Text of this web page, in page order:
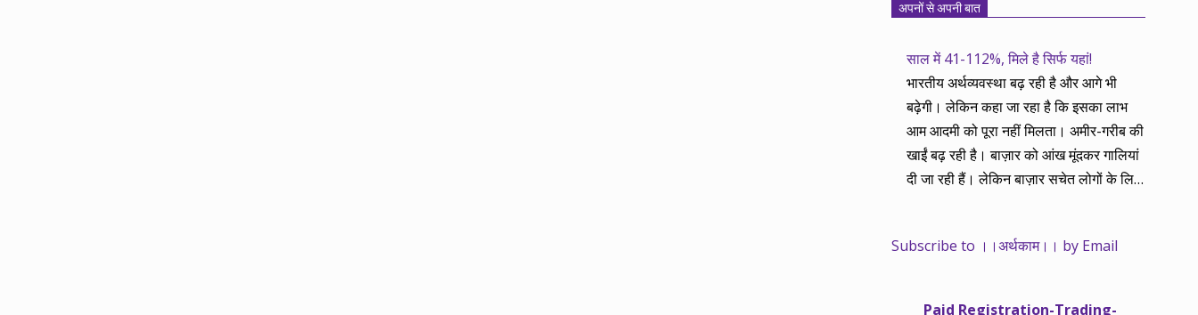
अपनों से अपनी बात
साल में 41-112%, मिले है सिर्फ यहां!
भारतीय अर्थव्यवस्था बढ़ रही है और आगे भी
बढ़ेगी। लेकिन कहा जा रहा है कि इसका लाभ
आम आदमी को पूरा नहीं मिलता। अमीर-गरीब की
खाईं बढ़ रही है। बाज़ार को आंख मूंदकर गालियां
दी जा रही हैं। लेकिन बाज़ार सचेत लोगों के लिए
शुरू की है ताकि अर्थव्यवस्था, खासकर कंपनियों
Subscribe to ।।अर्थकाम।। by Email
Paid Registration-Trading-